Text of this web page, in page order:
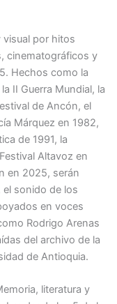
visual por hitos
cinematográficos y
Hechos como la
II Guerra Mundial, la
de Ancón, el
Márquez en 1982,
de 1991, la
Altavoz en
en 2025, serán
sonido de los
en voces
Rodrigo Arenas
del archivo de la
de Antioquia.
literatura y